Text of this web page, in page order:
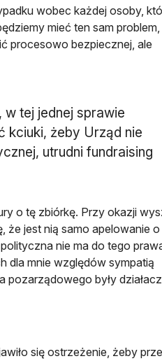
wobec każdej osoby,
mieć ten sam problem,
procesowo bezpiecznej, ale
tej jednej sprawie
kciuki, żeby Urząd nie
utrudni fundraising
o tę zbiórkę. Przy okazji
że jest nią samo apelowanie o
nie ma do tego
dla mnie względów sympatią
były działacz
się ostrzeżenie, żeby